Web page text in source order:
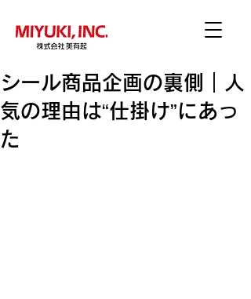
シール商品企画の裏側｜人
気の理由は“仕掛け”にあっ
た